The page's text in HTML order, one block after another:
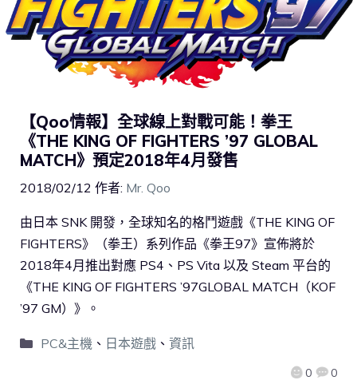
【Qoo情報】全球線上對戰可能！拳王
《THE KING OF FIGHTERS ’97 GLOBAL
MATCH》預定2018年4月發售
2018/02/12 作者: Mr. Qoo
0 0
由日本 SNK 開發，全球知名的格鬥遊戲《THE KING OF
FIGHTERS》（拳王）系列作品《拳王97》宣佈將於
2018年4月推出對應 PS4、PS Vita 以及 Steam 平台的
《THE KING OF FIGHTERS ’97GLOBAL MATCH（KOF
’97 GM）》。
PC&主機、 日本遊戲、 資訊